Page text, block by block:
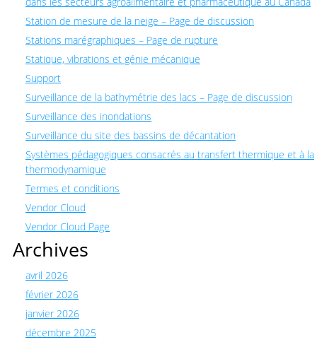
Station de mesure de la neige – Page de discussion
Stations marégraphiques – Page de rupture
Statique, vibrations et génie mécanique
Support
Surveillance de la bathymétrie des lacs – Page de discussion
Surveillance des inondations
Surveillance du site des bassins de décantation
Systèmes pédagogiques consacrés au transfert thermique et à la
thermodynamique
Termes et conditions
Vendor Cloud
Vendor Cloud Page
Archives
avril 2026
février 2026
janvier 2026
décembre 2025